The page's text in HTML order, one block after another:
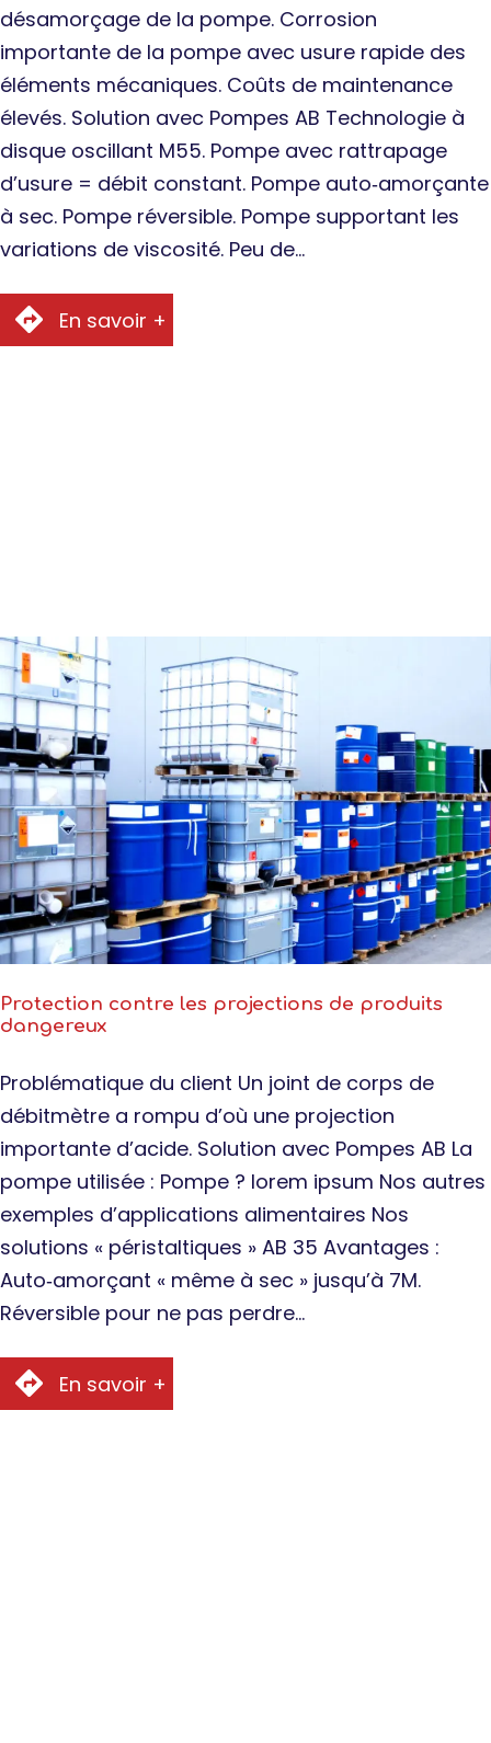
désamorçage de la pompe. Corrosion
importante de la pompe avec usure rapide des
éléments mécaniques. Coûts de maintenance
élevés. Solution avec Pompes AB Technologie à
disque oscillant M55. Pompe avec rattrapage
d’usure = débit constant. Pompe auto‐amorçante
à sec. Pompe réversible. Pompe supportant les
variations de viscosité. Peu de…
En savoir +
Protection contre les projections de produits
dangereux
Problématique du client Un joint de corps de
débitmètre a rompu d’où une projection
importante d’acide. Solution avec Pompes AB La
pompe utilisée : Pompe ? lorem ipsum Nos autres
exemples d’applications alimentaires Nos
solutions « péristaltiques » AB 35 Avantages :
Auto‐amorçant « même à sec » jusqu’à 7M.
Réversible pour ne pas perdre…
En savoir +